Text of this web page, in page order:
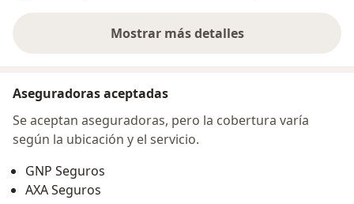
Mostrar más detalles
sobre la dirección
Aseguradoras aceptadas
Se aceptan aseguradoras, pero la cobertura varía
según la ubicación y el servicio.
GNP Seguros
AXA Seguros